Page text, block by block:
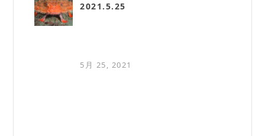
2021.5.25
5月 25, 2021